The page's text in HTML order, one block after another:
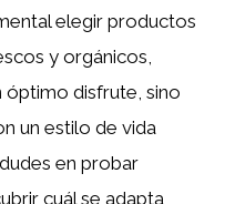
elegir productos
y orgánicos,
óptimo disfrute, sino
un estilo de vida
en probar
cuál se adapta